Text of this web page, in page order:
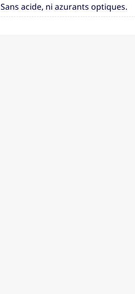
Sans acide, ni azurants optiques.